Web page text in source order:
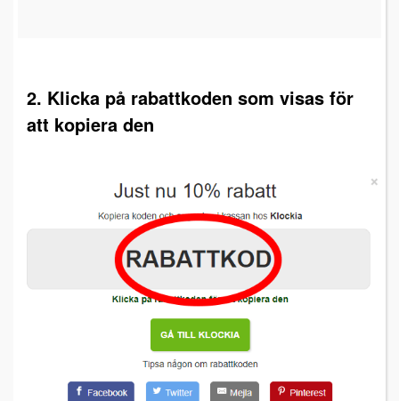
2. Klicka på rabattkoden som visas för
att kopiera den